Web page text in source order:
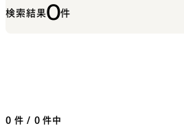
検索結果0件
0 件 / 0 件中